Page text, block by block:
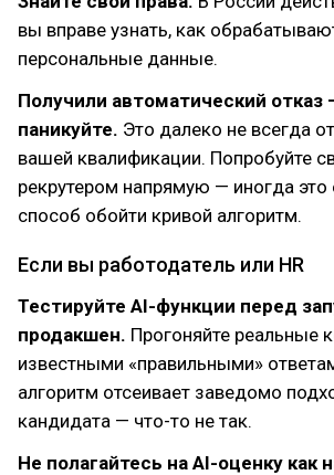
вы вправе узнать, как
персональные данные.
Получили автоматический отказ
паникуйте. Это далеко не всегда
вашей квалификации. Попробуйте
рекрутером напрямую — иногда это
способ обойти кривой алгоритм.
Если вы работодатель или HR
Тестируйте AI-функции перед
продакшен. Прогоняйте реальные
известными «правильными»
алгоритм отсеивает заведомо
кандидата — что-то не так.
Не полагайтесь на AI-оценку как